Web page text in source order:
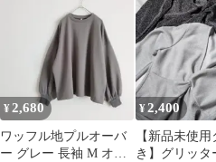
ー プルオーバー
T3
¥2,680
ワッフル地プルオーバ
ー グレー 長袖 M オー
¥2,400
【新品未使
き】グリッタ